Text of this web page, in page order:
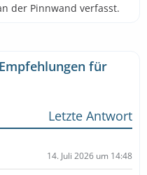
der Pinnwand verfasst.
für
Letzte Antwort
14. Juli 2026 um 14:48